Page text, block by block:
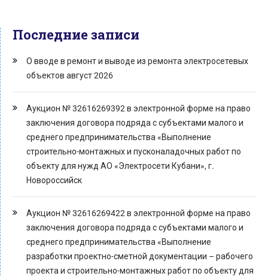
Последние записи
О вводе в ремонт и выводе из ремонта электросетевых
объектов август 2026
Аукцион № 32616269392 в электронной форме на право
заключения договора подряда с субъектами малого и
среднего предпринимательства «Выполнение
строительно-монтажных и пусконаладочных работ по
объекту для нужд АО «Электросети Кубани», г.
Новороссийск
Аукцион № 32616269422 в электронной форме на право
заключения договора подряда с субъектами малого и
среднего предпринимательства «Выполнение
разработки проектно-сметной документации – рабочего
проекта и строительно-монтажных работ по объекту для